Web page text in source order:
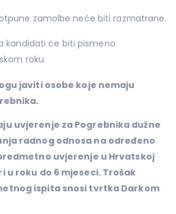
zamolbe neće biti razmatrane.
kandidati će biti pismeno
roku.
javiti osobe koje nemaju
uvjerenje za Pogrebnika dužne
radnog odnosa na određeno
uvjerenje u Hrvatskoj
u roku do 6 mjeseci. Trošak
ispita snosi tvrtka Darkom